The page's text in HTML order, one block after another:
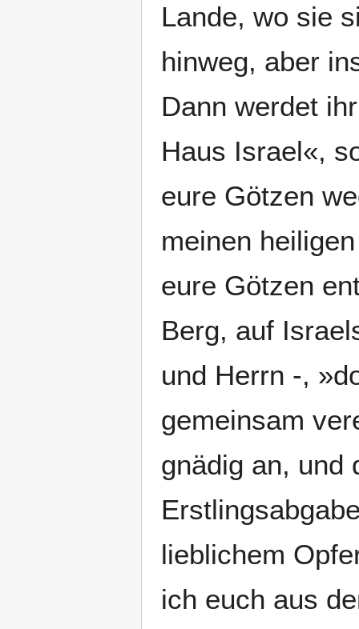
Lande, wo sie
hinweg, aber
Dann werdet
Haus Israel«,
eure Götzen
meinen
eure Götzen
Berg, auf
und Herrn -,
gemeinsam
gnädig an, und
lieblichem
ich euch aus